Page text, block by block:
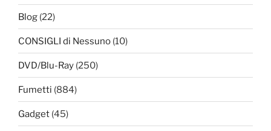
Blog (22)
CONSIGLI di Nessuno (10)
DVD/Blu-Ray (250)
Fumetti (884)
Gadget (45)